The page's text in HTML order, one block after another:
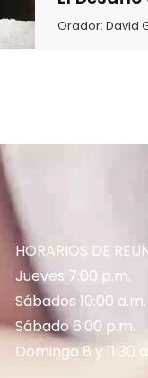
Orador: David
HORARIOS DE
Jueves 7:00 p.m.
Sábados 10:00
Sábado 6:00 p.m.
Domingo 8 y 11:30